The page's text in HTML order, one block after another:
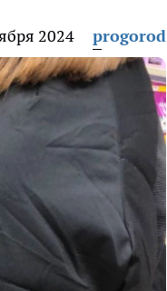
2024 progorod